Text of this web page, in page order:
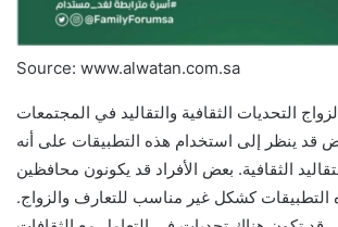
Source: www.alwatan.com.sa
التحديات الثقافية والتقاليد في المجتمعات
قد ينظر إلى استخدام هذه التطبيقات على أنه
الثقافية. بعض الأفراد قد يكونون محافظين
التطبيقات كشكل غير مناسب للتعارف والزواج.